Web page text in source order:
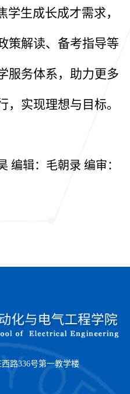
生成长成才需求，
策解读、备考指导等
服务体系，助力更多
，实现理想与目标。
编辑：毛朝录 编审：
路336号第一教学楼